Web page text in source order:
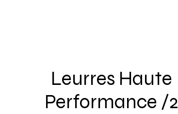
Leurres Haute
Performance /2